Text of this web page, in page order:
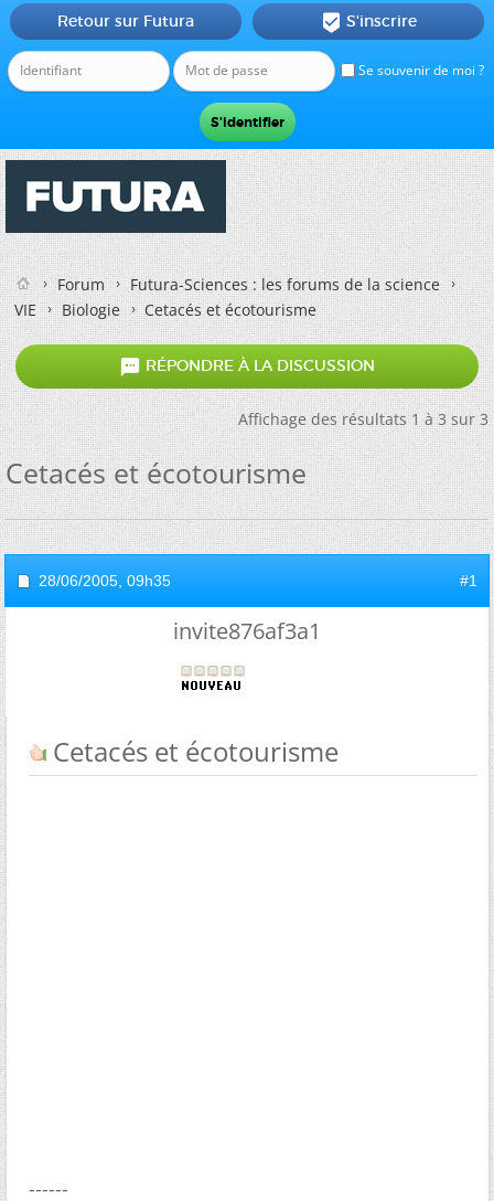
Se souvenir de moi ?
Retour sur Futura  S'inscrire
Forum
Futura-Sciences : les forums de la science
VIE
Biologie Cetacés et écotourisme
 RÉPONDRE À LA DISCUSSION
Affichage des résultats 1 à 3 sur 3
Cetacés et écotourisme
28/06/2005, 09h35 #1
invite876af3a1
Cetacés et écotourisme
------